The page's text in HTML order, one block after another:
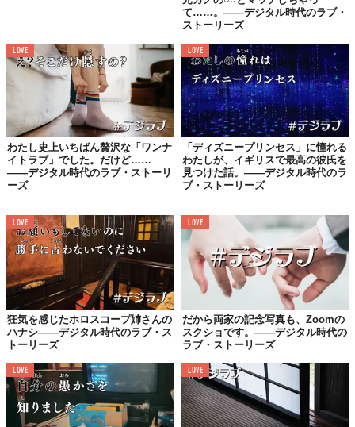
結果的にこれがよかった！
誰に対しても誠実で人懐っこい性格にどんどん惹かれ、すると積
極的な愛情表現にも少しずつ慣れて、「わたしも」などと応えら
れるようになり。
ゆっくりですが確実に、特別な存在へと変わっていきました。
はじめて会ってから9ヶ月で
それから5ヶ月たった頃。
わたしの誕生日に出かけた旅行先でプロポーズを受けて、迷うこ
となく即OK。
さらに4ヶ月後、つまり、はじめて会ってから9ヶ月後の7月7日に
入籍。
スピード「七夕」婚でした。
余談ですが、好きな人と一緒にいたときって、自分は「“愛される
より愛したい”派だ！」と思っていたんです（というか言い聞かせ
て……。——デジタル時代のラブ・
ストーリーズ
LOVE
わたし史上いちばん贅沢な「ワンナ
イトラブ」でした。だけど……
——デジタル時代のラブ・ストーリ
ーズ
LOVE
「ディズニープリンセス」に憧れる
わたしが、イギリスで最高の彼氏を
見つけた話。——デジタル時代のラ
ブ・ストーリーズ
LOVE
狂気を感じたホロスコープ姉さんの
ハナシ——デジタル時代のラブ・ス
トーリーズ
LOVE
だから両家の記念写真も、Zoomの
スクショです。——デジタル時代の
ラブ・ストーリーズ
LOVE LOVE